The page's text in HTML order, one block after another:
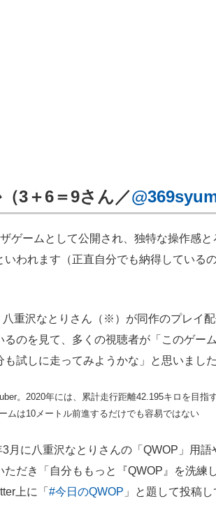
3＋6＝9さん／
ゲームとして公開され、独特な操作感と
われます（正直自分でも納得している
重沢なとりさん（※）が同作のプレイ配
のを見て、多くの視聴者が「このゲー
試しに走ってみようかな」と思いました
。2020年には、累計走行距離42.195キロを目指
ムは10メートル前進するだけでも容易ではない
に八重沢なとりさんの「QWOP」用語
だき「自分ももっと『QWOP』を洗練
上に「 #今日のQWOP 」と題して投稿し